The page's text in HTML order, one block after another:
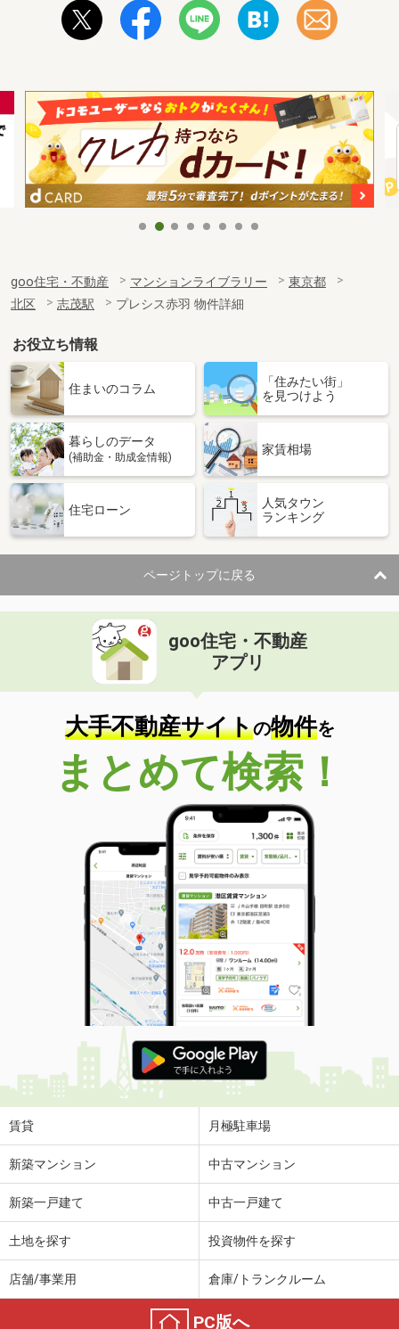
goo住宅・不動産 マンションライブラリー
東京都
北区
志茂駅 プレシス赤羽 物件詳細
お役立ち情報
住まいのコラム
「住みたい街」
を見つけよう
暮らしのデータ
(補助金・助成金情報)
家賃相場
住宅ローン
人気タウン
ランキング
ページトップに戻る
goo住宅・不動産
アプリ
大手不動産サイトの物件を
まとめて検索！
賃貸 月極駐車場
新築マンション 中古マンション
新築一戸建て 中古一戸建て
土地を探す 投資物件を探す
店舗/事業用 倉庫/トランクルーム
PC版へ